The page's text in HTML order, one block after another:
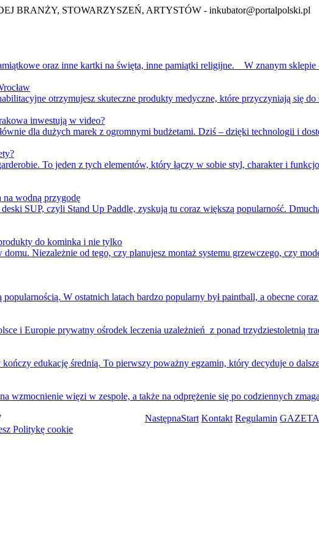
BRANŻY, STOWARZYSZEŃ, ARTYSTÓW - inkubator@portalpolski.pl
oraz inne kartki na święta, inne pamiątki religijne. W znanym
otrzymujesz skuteczne produkty medyczne, które przyczyniają się
inwestują w video?
dla dużych marek z ogromnymi budżetami. Dziś – dzięki technologii i
To jeden z tych elementów, który łączy w sobie styl, charakter i
na wodną przygodę
SUP, czyli Stand Up Paddle, zyskują tu coraz większą popularność.
do kominka i nie tylko
Niezależnie od tego, czy planujesz montaż systemu grzewczego, czy
W ostatnich latach bardzo popularny był paintball, a obecne
i Europie prywatny ośrodek leczenia uzależnień z ponad trzydziestoletnią
edukację średnią. To pierwszy poważny egzamin, który decyduje o
wzmocnienie więzi w zespole, a także na odprężenie się po codziennych
NastępnaStart Kontakt Regulamin
Politykę cookie